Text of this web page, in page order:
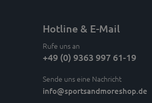
Hotline & E-Mail
Rufe uns an
+49 (0) 9363 997 61-19
Sende uns eine Nachricht
info@sportsandmoreshop.de